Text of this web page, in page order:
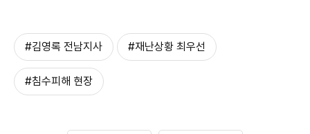
#김영록 전남지사 #재난상황 최우선
#침수피해 현장